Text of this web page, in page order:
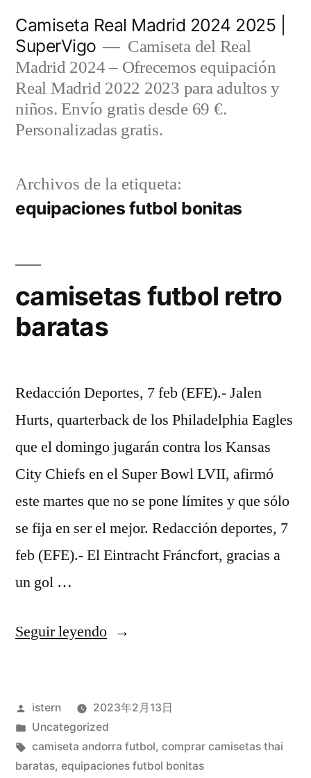
contenido
Camiseta Real Madrid 2024 2025 |
SuperVigo
Camiseta del Real
Madrid 2024 – Ofrecemos equipación
Real Madrid 2022 2023 para adultos y
niños. Envío gratis desde 69 €.
Personalizadas gratis.
Archivos de la etiqueta:
equipaciones futbol bonitas
camisetas futbol retro
baratas
Redacción Deportes, 7 feb (EFE).- Jalen
Hurts, quarterback de los Philadelphia Eagles
que el domingo jugarán contra los Kansas
City Chiefs en el Super Bowl LVII, afirmó
este martes que no se pone límites y que sólo
se fija en ser el mejor. Redacción deportes, 7
feb (EFE).- El Eintracht Fráncfort, gracias a
un gol …
Seguir leyendo«camisetas
baratas»
Publicado
por
istern
2023年2月13日
Publicado
en
Uncategorized
Etiquetas:
camiseta andorra futbol, comprar camisetas thai
baratas, equipaciones futbol bonitas